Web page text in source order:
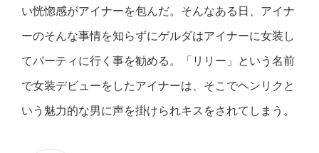
い恍惚感がアイナーを包んだ。そんなある日、アイナ
ーのそんな事情を知らずにゲルダはアイナーに女装し
てパーティに行く事を勧める。「リリー」という名前
で女装デビューをしたアイナーは、そこでヘンリクと
いう魅力的な男に声を掛けられキスをされてしまう。